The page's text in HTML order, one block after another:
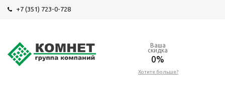
+7 (351) 723-0-728
Ваша
скидка
0%
Хотите больше?